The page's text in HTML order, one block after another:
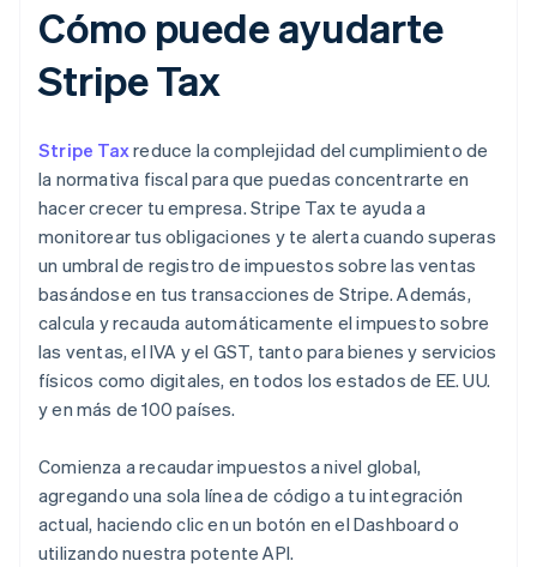
Cómo puede ayudarte
Stripe Tax
Stripe Taxreduce la complejidad del cumplimiento de
la normativa fiscal para que puedas concentrarte en
hacer crecer tu empresa. Stripe Tax te ayuda a
monitorear tus obligaciones y te alerta cuando superas
un umbral de registro de impuestos sobre las ventas
basándose en tus transacciones de Stripe. Además,
calcula y recauda automáticamente el impuesto sobre
las ventas, el IVA y el GST, tanto para bienes y servicios
físicos como digitales, en todos los estados de EE. UU.
y en más de 100 países.
Comienza a recaudar impuestos a nivel global,
agregando una sola línea de código a tu integración
actual, haciendo clic en un botón en el Dashboard o
utilizando nuestra potente API.